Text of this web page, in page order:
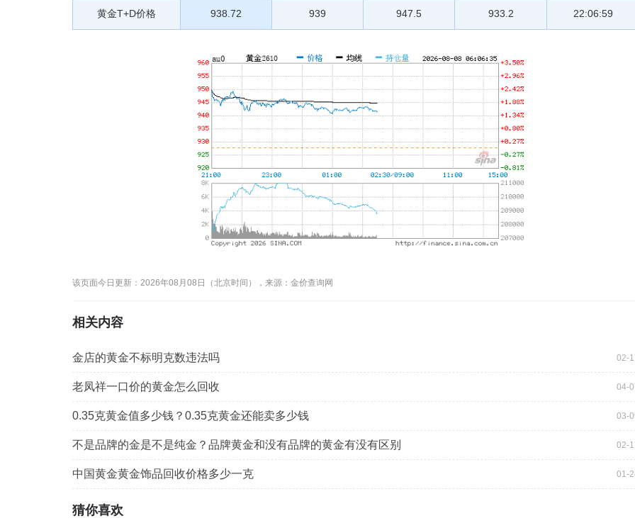
黄金T+D价格 938.72 939 947.5 933.2 22:06:59
该页面今日更新：2026年08月08日（北京时间），来源：金价查询网
相关内容
金店的黄金不标明克数违法吗 02-
老凤祥一口价的黄金怎么回收 04-
0.35克黄金值多少钱？0.35克黄金还能卖多少钱 03-
不是品牌的金是不是纯金？品牌黄金和没有品牌的黄金有没有区别 02-
中国黄金黄金饰品回收价格多少一克 01-
猜你喜欢